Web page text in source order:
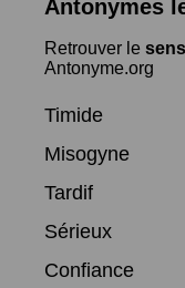
Antonymes
Retrouver le
Antonyme.org
Timide
Misogyne
Tardif
Sérieux
Confiance